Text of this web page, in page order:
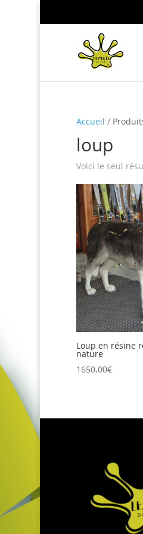
Accueil /
loup
Voici le seul
Loup en résine
nature
1650,00€